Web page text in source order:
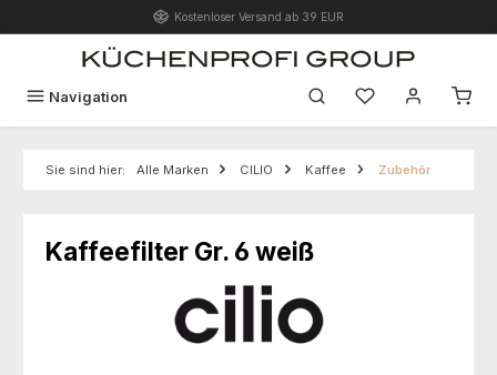
Zum Hauptinhalt springenKostenloser Versand ab 39 EUR
Navigation Du hast 0
Sie sind hier: Alle Marken CILIO Kaffee Zubehör
Kaffeefilter Gr. 6 weiß